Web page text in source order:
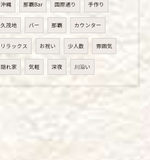
沖縄 那覇Bar 国際通り 手作り
久茂地 バー 那覇 カウンター
リラックス お祝い 少人数 雰囲気
隠れ家 気軽 深夜 川沿い